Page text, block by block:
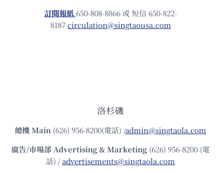
訂閱報紙 650-808-8866 或 短信 650-822-
8187circulation@singtaousa.com
洛杉磯
總機Main (626) 956-8200(電話) /admin@singtaola.com
廣告/市場部Advertising & Marketing (626) 956-8200 (電
話) /advertisements@singtaola.com